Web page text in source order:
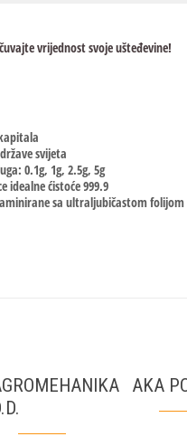
vrijednost svoje ušteđevine!
svijeta
0.1g, 1g, 2.5g, 5g
idealne ćistoće 999.9
sa ultraljubičastom folijom
AKA